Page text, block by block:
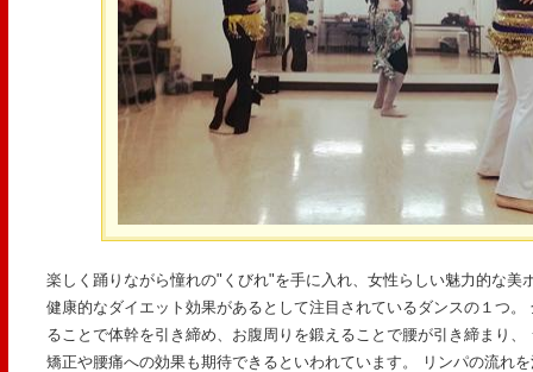
楽しく踊りながら憧れの"くびれ"を手に入れ、女性らしい魅力的な美
健康的なダイエット効果があるとして注目されているダンスの１つ
ることで体幹を引き締め、お腹周りを鍛えることで腰が引き締まり
矯正や腰痛への効果も期待できるといわれています。 リンパの流れ